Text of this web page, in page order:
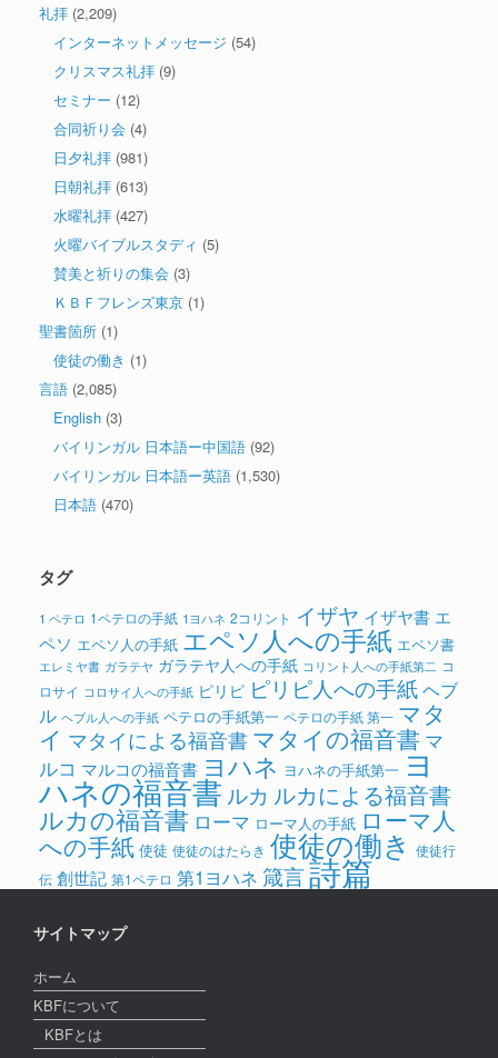
礼拝 (2,209)
インターネットメッセージ (54)
クリスマス礼拝 (9)
セミナー (12)
合同祈り会 (4)
日夕礼拝 (981)
日朝礼拝 (613)
水曜礼拝 (427)
火曜バイブルスタディ (5)
賛美と祈りの集会 (3)
ＫＢＦフレンズ東京 (1)
聖書箇所 (1)
使徒の働き (1)
言語 (2,085)
English (3)
バイリンガル 日本語ー中国語 (92)
バイリンガル 日本語ー英語 (1,530)
日本語 (470)
タグ
1 ペテロ 1ペテロの手紙 1ヨハネ 2コリント イザヤ イザヤ書 エ
ペソ エペソ人の手紙 エペソ人への手紙 エペソ書
エレミヤ書 ガラテヤ ガラテヤ人への手紙 コリント人への手紙第二 コ
ロサイ コロサイ人への手紙 ピリピ ピリピ人への手紙ヘブ
ル ヘブル人への手紙 ペテロの手紙第一 ペテロの手紙 第一 マタ
イ マタイによる福音書 マタイの福音書 マ
ルコ マルコの福音書 ヨハネ ヨハネの手紙第一 ヨ
ハネの福音書 ルカ ルカによる福音書
ルカの福音書 ローマ ローマ人の手紙 ローマ人
への手紙 使徒 使徒のはたらき 使徒の働き 使徒行
伝 創世記 第1ペテロ 第1ヨハネ 箴言詩篇
サイトマップ
ホーム
KBFについて
KBFとは